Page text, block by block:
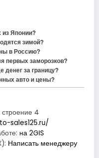
Японии?
зимой?
в Россию?
первых заморозков?
денег за границу?
авто и цены?
строение 4
sales125.ru/
на 2GIS
Написать менеджеру